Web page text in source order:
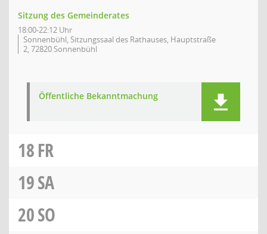
Sitzung des Gemeinderates
18:00-22:12 Uhr
Sonnenbühl, Sitzungssaal des Rathauses, Hauptstraße
2, 72820 Sonnenbühl
Öffentliche Bekanntmachung
18FR
19SA
20SO